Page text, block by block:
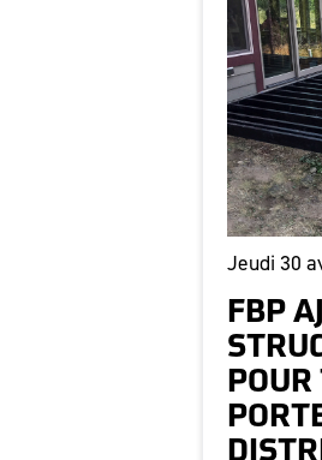
Jeudi 30
FBP
POUR